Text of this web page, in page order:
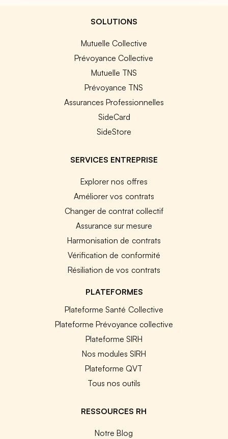
SOLUTIONS
Mutuelle Collective
Prévoyance Collective
Mutuelle TNS
Prévoyance TNS
Assurances Professionnelles
SideCard
SideStore
SERVICES ENTREPRISE
Explorer nos offres
Améliorer vos contrats
Changer de contrat collectif
Assurance sur mesure
Harmonisation de contrats
Vérification de conformité
Résiliation de vos contrats
PLATEFORMES
Plateforme Santé Collective
Plateforme Prévoyance collective
Plateforme SIRH
Nos modules SIRH
Plateforme QVT
Tous nos outils
RESSOURCES RH
Notre Blog